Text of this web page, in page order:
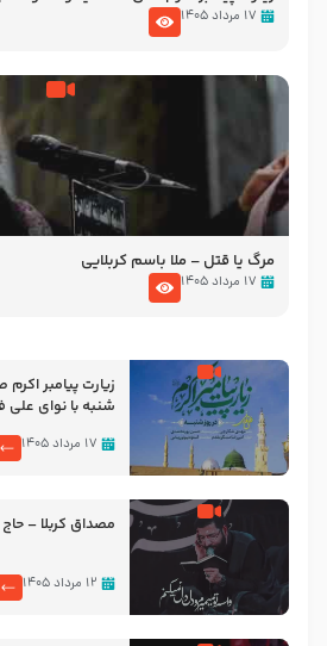
تصاویری از مسجد النبی
۱۷ مرداد ۱۴۰۵
مرگ یا قتل – ملا باسم کربلایی
۱۷ مرداد ۱۴۰۵
زیارت پیامبر
شنبه با نوای علی
۱۷ مرداد ۱۴۰۵
مصداق کربلا –
۱۲ مرداد ۱۴۰۵